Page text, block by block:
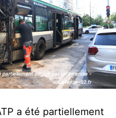
partiellement détruit par un incendie -
Defense-92.fr
partiellement détruit par un incendie -
Defense-92.fr
a été partiellement